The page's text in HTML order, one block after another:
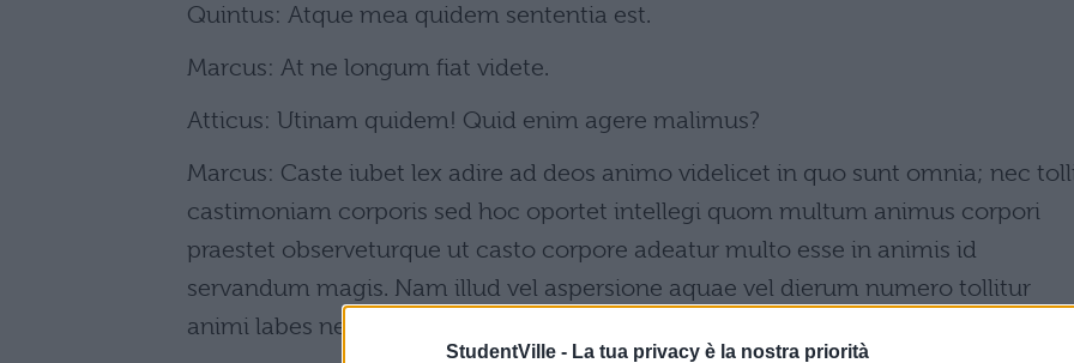
StudentVille - La tua privacy è la nostra priorità
Quintus: Atque mea quidem sententia est.
Marcus: At ne longum fiat videte.
Atticus: Utinam quidem! Quid enim agere malimus?
Marcus: Caste iubet lex adire ad deos animo videlicet in quo sunt omnia; nec
castimoniam corporis sed hoc oportet intellegi quom multum animus corpori
praestet observeturque ut casto corpore adeatur multo esse in animis id
servandum magis. Nam illud vel aspersione aquae vel dierum numero tollitur
animi labes nec diuturnitate evanescere nec amnibus ullis elui potest.